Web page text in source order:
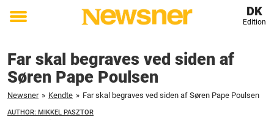
Toggle
DK
Edition
Far skal begraves ved siden af
Søren Pape Poulsen
Newsner » Kendte » Far skal begraves ved siden af Søren Pape Poulsen
AUTHOR: MIKKEL PASZTOR